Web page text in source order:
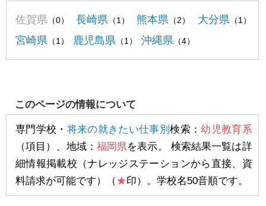
佐賀県 （0） 長崎県 （1） 熊本県 （2） 大分県 （1）
宮崎県 （1） 鹿児島県 （1） 沖縄県 （4）
このページの情報について
専門学校・ 将来の就きたい仕事別検索：幼児教育系
（項目）、地域： 福岡県を表示。 検索結果一覧は詳
細情報掲載校（ナレッジステーションから直接、資
料請求が可能です）（★印）。学校名50音順です。